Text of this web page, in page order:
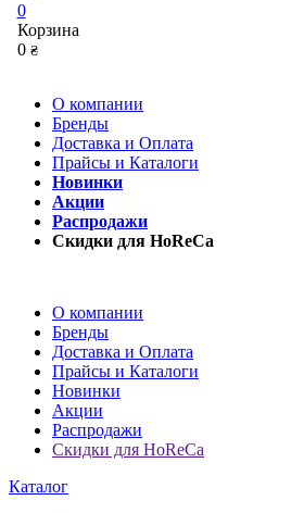
0
Корзина
0 ₴
О компании
Бренды
Доставка и Оплата
Прайсы и Каталоги
Новинки
Акции
Распродажи
Скидки для HoReCa
О компании
Бренды
Доставка и Оплата
Прайсы и Каталоги
Новинки
Акции
Распродажи
Скидки для HoReCa
Каталог